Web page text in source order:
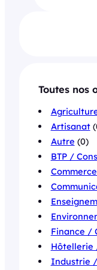
Toutes nos
Artisanat
Autre (0)
BTP /
Finance /
Hôtellerie
Industrie